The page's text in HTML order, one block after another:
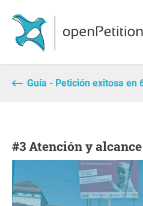
Guía - Petición exitosa en
#3 Atención y alcance